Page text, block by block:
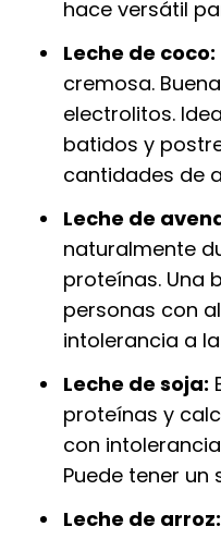
hace versátil
Leche de coco:
cremosa.
electrolitos.
batidos y
cantidades de
Leche de
naturalmente
proteínas. Una
personas con
intolerancia a
Leche de soja:
proteínas y
con
Puede tener un
Leche de arroz: